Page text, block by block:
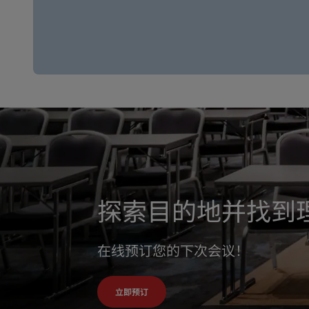
探索目的地并找到
在线预订您的下次会议！
立即预订